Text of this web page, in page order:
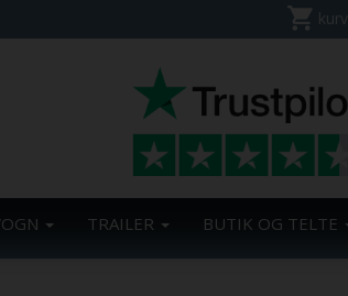
kurv
TRAILER BUTIK OG TELTE